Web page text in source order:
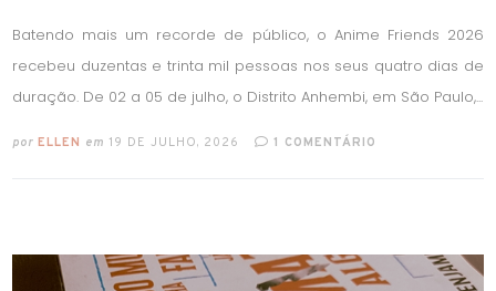
Batendo mais um recorde de público, o Anime Friends 2026
recebeu duzentas e trinta mil pessoas nos seus quatro dias de
duração. De 02 a 05 de julho, o Distrito Anhembi, em São Paulo,...
por ELLEN em 19 DE JULHO, 2026 1 COMENTÁRIO